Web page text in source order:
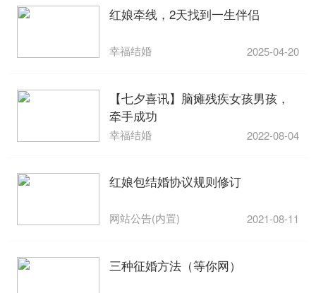
红娘牵线，2天找到一生伴侣
幸福结婚 2025-04-20
【七夕喜讯】脑瘫残疾女孩男孩，
牵手成功
幸福结婚 2022-08-04
红娘包结婚协议规则修订
网站公告(内置) 2021-08-11
三种征婚方法（等你网）